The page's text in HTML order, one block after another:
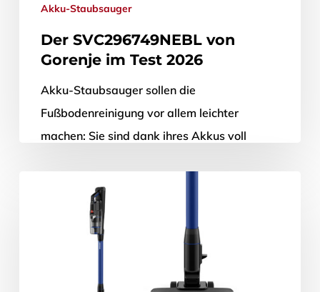
Akku-Staubsauger
Der SVC296749NEBL von
Gorenje im Test 2026
Akku-Staubsauger sollen die
Fußbodenreinigung vor allem leichter
machen: Sie sind dank ihres Akkus voll
26. Juni 2026